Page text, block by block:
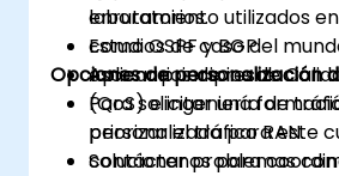
enrutamiento utilizados
como OSPF y BGP.
Aplicar principios de
(QoS) e ingeniería de
priorizar el tráfico RAN.
Solucionar problemas
laboratorios.
Estudios de caso del
escenarios de resolución
Opciones de personalización
Para solicitar una
personalizada para este
contáctenos para